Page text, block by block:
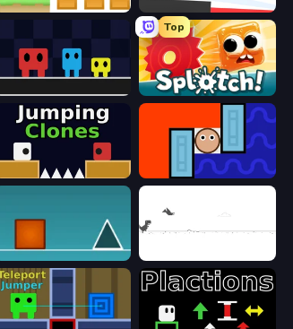
The Unfair Platformer Opposite Day
Top
Splotch!
Jumping Clones Lava and Aqua